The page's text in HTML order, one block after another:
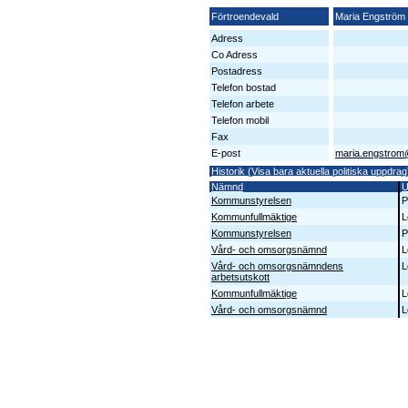
Förtroendevald
Maria Engström
Adress
Co Adress
Postadress
Telefon bostad
Telefon arbete
Telefon mobil
Fax
E-post
Historik (Visa bara aktuella politiska
Nämnd
Kommunstyrelsen
Kommunfullmäktige
Kommunstyrelsen
Vård- och omsorgsnämnd
Vård- och omsorgsnämndens
arbetsutskott
Kommunfullmäktige
Vård- och omsorgsnämnd